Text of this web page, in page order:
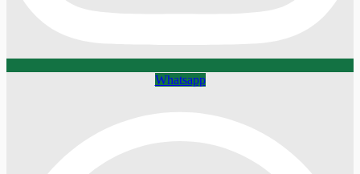
Whatsapp